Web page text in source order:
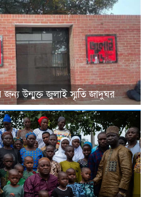
উন্মুক্ত জুলাই স্মৃতি জাদুঘর